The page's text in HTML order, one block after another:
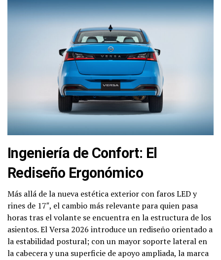
Ingeniería de Confort: El
Rediseño Ergonómico
Más allá de la nueva estética exterior con faros LED y
rines de 17″, el cambio más relevante para quien pasa
horas tras el volante se encuentra en la estructura de los
asientos. El Versa 2026 introduce un rediseño orientado a
la estabilidad postural; con un mayor soporte lateral en
la cabecera y una superficie de apoyo ampliada, la marca